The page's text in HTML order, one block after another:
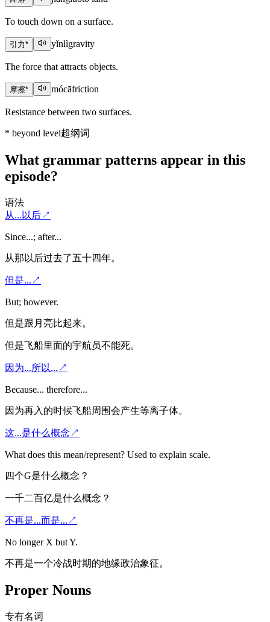
To touch down on a surface.
引力* yǐnlìgravity
The force that attracts objects.
摩擦* mócāfriction
Resistance between two surfaces.
* beyond level超纲词
What grammar patterns appear in this
episode?
语法
从...以后↗
Since...; after...
从那以后过去了五十四年。
但是... ↗
But; however.
但是跟月亮比起来。
但是飞船里面的宇航员不能死。
因为...所以... ↗
Because... therefore...
因为再入的时候飞船周围会产生等离子体。
这...是什么概念 ↗
What does this mean/represent? Used to explain scale.
四个G是什么概念？
一千二百亿是什么概念？
不再是...而是... ↗
No longer X but Y.
不再是一个冷战时期的地缘政治象征。
Proper Nouns
专有名词